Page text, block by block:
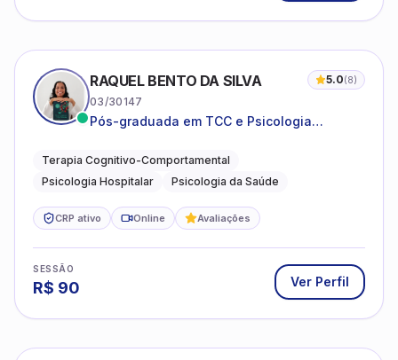
RAQUEL BENTO DA SILVA 5.0(8)
03/30147
Pós-graduada em TCC e Psicologia
Terapia Cognitivo-Comportamental
Psicologia Hospitalar
Psicologia da Saúde
CRP ativo Online Avaliações
SESSÃO
R$ 90 Ver Perfil